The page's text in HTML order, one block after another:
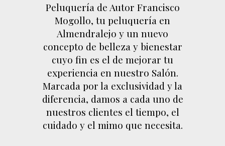
Peluquería de Autor Francisco
Mogollo, tu peluquería en
Almendralejo y un nuevo
concepto de belleza y bienestar
cuyo fin es el de mejorar tu
experiencia en nuestro Salón.
Marcada por la exclusividad y la
diferencia, damos a cada uno de
nuestros clientes el tiempo, el
cuidado y el mimo que necesita.